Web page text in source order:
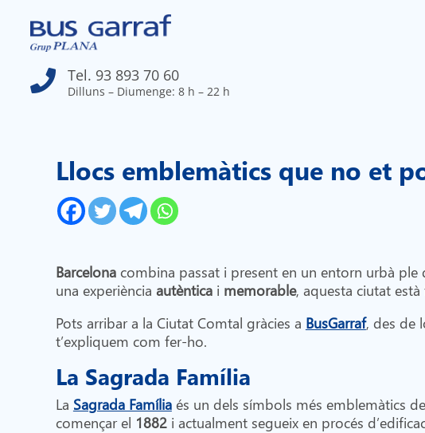
 Tel. 93 893 70 60
Dilluns – Diumenge: 8 h – 22 h
Llocs emblemàtics que no et
Barcelonacombina passat i present en un entorn urbà ple
una experiència autènticai memorable, aquesta ciutat
Pots arribar a la Ciutat Comtal gràcies a BusGarraf, des de
t’expliquem com fer-ho.
La Sagrada Família
La Sagrada Famíliaés un dels símbols més emblemàtics de
començar el 1882 i actualment segueix en procés